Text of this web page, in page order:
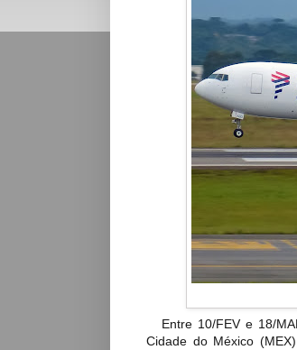
Entre 10/FEV e 18/
Cidade do México